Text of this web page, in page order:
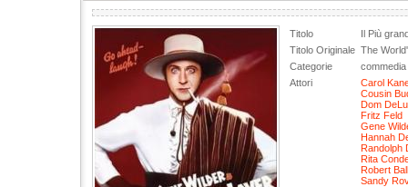
Titolo
Il Più
Titolo Originale The
Categorie
commedia
Attori
Carol
Cousin
Dom
Fritz Feld
Gene
Hannah
Randolph
Rita
Robert Ball
Sandy